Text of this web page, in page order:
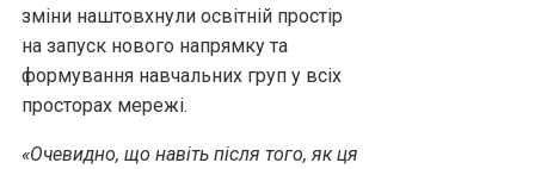
зміни наштовхнули освітній простір
на запуск нового напрямку та
формування навчальних груп у всіх
просторах мережі.
«Очевидно, що навіть після того, як ця